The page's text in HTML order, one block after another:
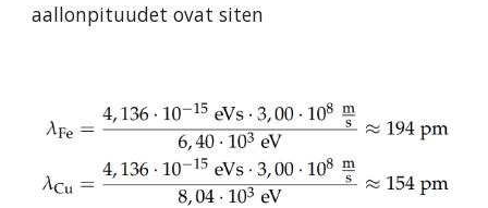
aallonpituudet ovat siten